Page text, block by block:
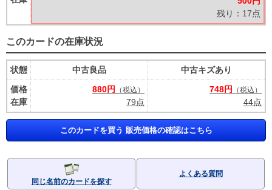
残り：17点
このカードの在庫状況
状態
価格
在庫
中古良品
880円
（税込）
79点
中古キズあり
748円
（税込）
44点
このカードを買う 販売価格の確認はこちら
同じ名前のカードを探す
よくある質問